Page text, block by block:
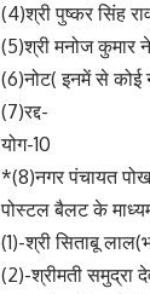
(4)श्री पुष्कर सिंह
(5)श्री मनोज कुमार
(6)नोट( इनमें से कोई
(7)रद्द-
योग-10
*(8)नगर पंचायत
पोस्टल बैलट के
(1)-श्री सिताबू
(2)-श्रीमती समुद्रा